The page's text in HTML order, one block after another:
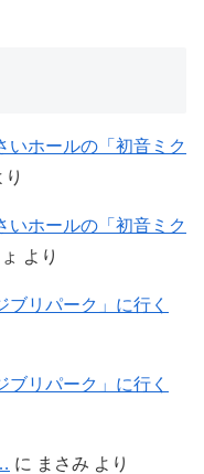
いホールの「初音ミク
り
いホールの「初音ミク
より
リパーク」に行く
リパーク」に行く
に まさみ より